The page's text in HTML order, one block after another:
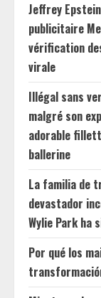
Jeffrey
publicitaire
vérification
virale
Illégal sans
malgré son
adorable
ballerine
La familia de
devastador
Wylie Park ha
Por qué los